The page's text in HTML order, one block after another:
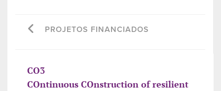
PROJETOS FINANCIADOS
CO3
COntinuous COnstruction of resilient